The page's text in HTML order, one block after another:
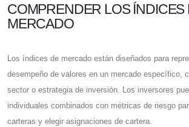
COMPRENDER LOS ÍNDICES
MERCADO
Los índices de mercado están diseñados para
desempeño de valores en un mercado específico,
sector o estrategia de inversión. Los inversores
individuales combinados con métricas de riesgo
carteras y elegir asignaciones de cartera.